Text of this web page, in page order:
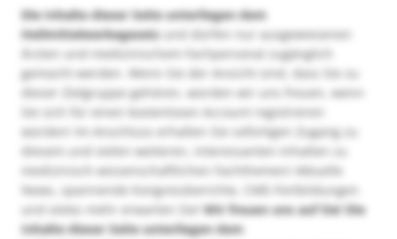
Die Inhalte dieser Seite unterliegen dem
Heilmittelwerbegesetzund dürfen nur ausgewiesenen
Ärzten und medizinischem Fachpersonal zugänglich
gemacht werden. Wenn Sie der Ansicht sind, dass Sie zu
dieser Zielgruppe gehören, würden wir uns freuen, wenn
Sie sich für einen kostenlosen Account registrieren
würden! Im Anschluss erhalten Sie sofortigen Zugang zu
diesem und vielen weiteren, interessanten Inhalten zu
medizinisch-wissenschaftlichen Fachthemen! Aktuelle
News, spannende Kongressberichte, CME-Fortbildungen
und vieles mehr erwarten Sie!Wir freuen uns auf Sie! Die
Inhalte dieser Seite unterliegen dem